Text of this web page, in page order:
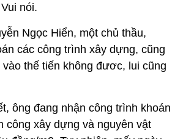
nói.
Ngọc Hiển, một chủ thầu,
các công trình xây dựng, cũng
thế tiến không đươc, lui cũng
ông đang nhận công trình khoán
công xây dựng và nguyên vật